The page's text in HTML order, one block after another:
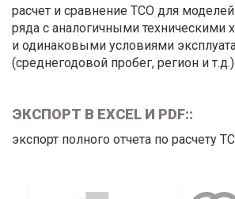
расчет и сравнение ТСО для
ряда с аналогичными техническими
и одинаковыми условиями
(среднегодовой пробег, регион и т.д.)
ЭКСПОРТ В EXCEL И PDF::
экспорт полного отчета по расчету